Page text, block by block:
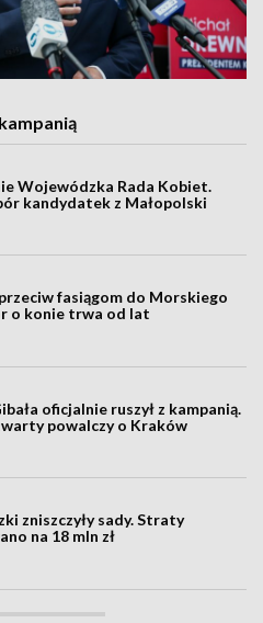
Wojewódzka Rada Kobiet.
kandydatek z Małopolski
fasiągom do Morskiego
o konie trwa od lat
oficjalnie ruszył z kampanią.
powalczy o Kraków
zniszczyły sady. Straty
na 18 mln zł